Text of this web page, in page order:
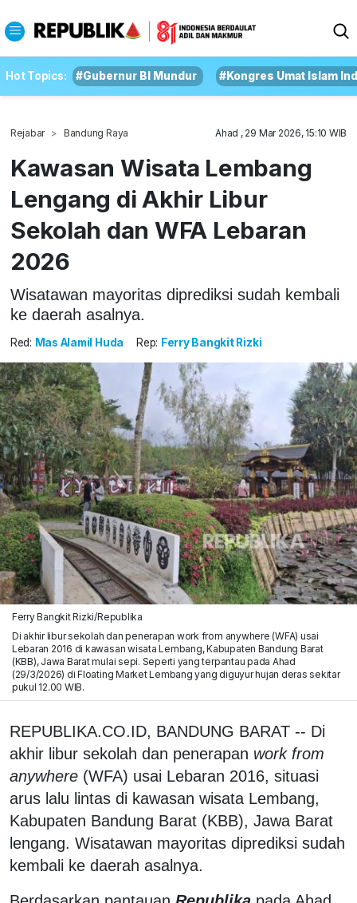
Hot Topics: #Gubernur BI Mundur #Kongres Umat Islam
Rejabar Bandung Raya Ahad , 29 Mar 2026, 15:10 WIB
Kawasan Wisata Lembang
Lengang di Akhir Libur
Sekolah dan WFA Lebaran
2026
Wisatawan mayoritas diprediksi sudah kembali
ke daerah asalnya.
Red: Mas Alamil Huda Rep: Ferry Bangkit Rizki
Ferry Bangkit Rizki/Republika
Di akhir libur sekolah dan penerapan work from anywhere (WFA) usai
Lebaran 2016 di kawasan wisata Lembang, Kabupaten Bandung Barat
(KBB), Jawa Barat mulai sepi. Seperti yang terpantau pada Ahad
(29/3/2026) di Floating Market Lembang yang diguyur hujan deras sekitar
pukul 12.00 WIB.
REPUBLIKA.CO.ID, BANDUNG BARAT -- Di
akhir libur sekolah dan penerapan work from
anywhere (WFA) usai Lebaran 2016, situasi
arus lalu lintas di kawasan wisata Lembang,
Kabupaten Bandung Barat (KBB), Jawa Barat
lengang. Wisatawan mayoritas diprediksi sudah
kembali ke daerah asalnya.